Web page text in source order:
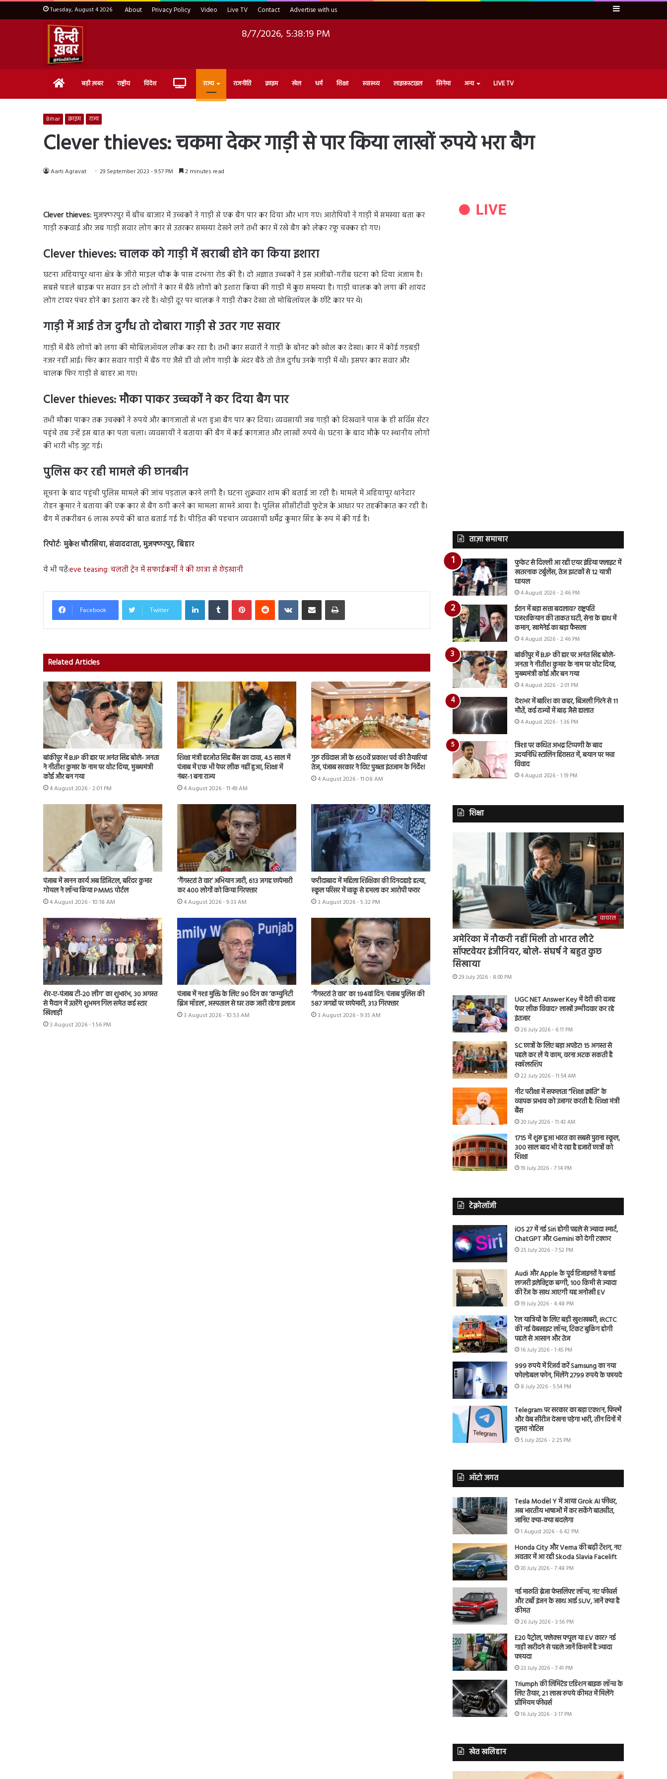
Tuesday, August 4 2026 About Privacy Policy Video Live TV Contact Advertise with us Sidebar
8/7/2026, 5:38:20 PM
Home बड़ी ख़बर राष्ट्रीय विदेश Live राज्य राजनीति क्राइम खेल धर्म शिक्षा स्वास्थ्य लाइफ़स्टाइल सिनेमा अन्य LIVE TV
Bihar क्राइम राज्य
Clever thieves: चकमा देकर गाड़ी से पार किया लाखों रुपये भरा बैग
Aarti Agravat 29 September 2023 - 9:57 PM 2 minutes read
Clever thieves:मुजफ्फरपुर में बीच बाजार में उच्चकों ने गाड़ी से एक बैग पार कर दिया और भाग गए। आरोपियों ने गाड़ी में समस्या बता कर
गाड़ी रुकवाई और जब गाड़ी सवार लोग कार से उतरकर समस्या देखने लगे तभी कार में रखे बैग को लेकर रफू चक्कर हो गए।
Clever thieves: चालक को गाड़ी में खराबी होने का किया इशारा
घटना अहियापुर थाना क्षेत्र के जीरो माइल चौक के पास दरभंगा रोड की है। दो अज्ञात उच्चकों ने इस अजीबो-गरीब घटना को दिया अंजाम है।
सबसे पहले बाइक पर सवार इन दो लोगों ने कार में बैठे लोगों को इशारा किया की गाड़ी में कुछ समस्या है। गाड़ी चालक को लगा की शायद
लोग टायर पंचर होने का इशारा कर रहे हैं। थोड़ी दूर पर चालक ने गाड़ी रोकर देखा तो मोबिलॉयल के छींटे कार पर थे।
गाड़ी में आई तेज दुर्गंध तो दोबारा गाड़ी से उतर गए सवार
गाड़ी में बैठे लोगों को लगा की मोबिलऑयल लीक कर रहा है। तभी कार सवारों ने गाड़ी के बोनट को खोल कर देखा। कार में कोई गड़बड़ी
नजर नहीं आई। फिर कार सवार गाड़ी में बैठ गए जैसे ही वो लोग गाड़ी के अंदर बैठे तो तेज दुर्गंध उनके गाड़ी में थी। इसपर कार सवार और
चालक फिर गाड़ी से बाहर आ गए।
Clever thieves: मौका पाकर उच्चकों ने कर दिया बैग पार
तभी मौका पाकर तक उचक्कों ने रुपये और कागजातों से भरा हुआ बैग पार कर दिया। व्यवसायी जब गाड़ी को दिखवाने पास के ही सर्विस सेंटर
पहुंचे तब उन्हें इस बात का पता चला। व्यवसायी ने बताया की बैग में कई कागजात और लाखों रुपये थे। घटना के बाद मौके पर स्थानीय लोगों
की भारी भीड़ जुट गई।
पुलिस कर रही मामले की छानबीन
सूचना के बाद पहुंची पुलिस मामले की जांच पड़ताल करने लगी है। घटना शुक्रवार शाम की बताई जा रही है। मामले में अहियापुर थानेदार
रोहन कुमार ने बताया की एक कार से बैग ठगी करने का मामला सामने आया है। पुलिस सीसीटीवी फुटेज के आधार पर तहकीकात कर रही है।
बैग में तकरीबन 6 लाख रुपये की बात बताई गई है। पीड़ित की पहचान व्यवसायी धर्मेंद्र कुमार सिंह के रूप में की गई है।
रिपोर्टः मुकेश चौरसिया, संवाददाता, मुजफ्फरपुर, बिहार
ये भी पढ़ें:eve teasing: चलती ट्रेन में सफाईकर्मी ने की छात्रा से छेड़खानी
Facebook Twitter
LinkedInTumblr PinterestReddit VKontakteShare via Email Print
Related Articles
बांकीपुर में BJP की हार पर अनंत सिंह बोले- जनता
ने नीतीश कुमार के नाम पर वोट दिया, मुख्यमंत्री
कोई और बन गया
4 August 2026 - 2:01 PM
शिक्षा मंत्री हरजोत सिंह बैंस का दावा, 4.5 साल में
पंजाब में एक भी पेपर लीक नहीं हुआ, शिक्षा में
नंबर-1 बना राज्य
4 August 2026 - 11:49 AM
गुरु रविदास जी के 650वें प्रकाश पर्व की तैयारियां
तेज, पंजाब सरकार ने दिए पुख्ता इंतजाम के निर्देश
4 August 2026 - 11:08 AM
पंजाब में खनन कार्य अब डिजिटल, बरिंदर कुमार
गोयल ने लॉन्च किया PMMS पोर्टल
4 August 2026 - 10:18 AM
‘गैंगस्टरां ते वार’ अभियान जारी, 613 जगह छापेमारी
कर 400 लोगों को किया गिरफ्तार
4 August 2026 - 9:33 AM
फरीदाबाद में महिला शिक्षिका की दिनदहाड़े हत्या,
स्कूल परिसर में चाकू से हमला कर आरोपी फरार
3 August 2026 - 5:32 PM
शेर-ए-पंजाब टी-20 लीग’ का शुभारंभ, 30 अगस्त
से मैदान में उतरेंगे शुभमन गिल समेत कई स्टार
खिलाड़ी
3 August 2026 - 1:56 PM
पंजाब में नशा मुक्ति के लिए 90 दिन का ‘कम्युनिटी
ब्रिज मॉडल’, अस्पताल से घर तक जारी रहेगा इलाज
3 August 2026 - 10:53 AM
‘गैंगस्टरां ते वार’ का 194वां दिन: पंजाब पुलिस की
587 जगहों पर छापेमारी, 313 गिरफ्तार
3 August 2026 - 9:35 AM
ताज़ा समाचार
फुकेट से दिल्ली आ रही एयर इंडिया फ्लाइट में
खतरनाक टर्बुलेंस, तेज झटकों से 12 यात्री
घायल
4 August 2026 - 2:46 PM
ईरान में बड़ा सत्ता बदलाव? राष्ट्रपति
पजशकियान की ताकत घटी, सेना के हाथ में
कमान, खामेनेई का बड़ा फैसला
4 August 2026 - 2:46 PM
बांकीपुर में BJP की हार पर अनंत सिंह बोले-
जनता ने नीतीश कुमार के नाम पर वोट दिया,
मुख्यमंत्री कोई और बन गया
4 August 2026 - 2:01 PM
देशभर में बारिश का कहर, बिजली गिरने से 11
मौतें, कई राज्यों में बाढ़ जैसे हालात
4 August 2026 - 1:36 PM
त्रिशा पर कथित अभद्र टिप्पणी के बाद
उदयनिधि स्टालिन हिरासत में, बयान पर मचा
विवाद
4 August 2026 - 1:19 PM
शिक्षा
वायरल
अमेरिका में नौकरी नहीं मिली तो भारत लौटे
सॉफ्टवेयर इंजीनियर, बोले- संघर्ष ने बहुत कुछ
सिखाया
29 July 2026 - 8:00 PM
UGC NET Answer Key में देरी की वजह
पेपर लीक विवाद? लाखों उम्मीदवार कर रहे
इंतजार
26 July 2026 - 6:11 PM
SC छात्रों के लिए बड़ा अपडेट! 15 अगस्त से
पहले कर लें ये काम, वरना अटक सकती है
स्कॉलरशिप
22 July 2026 - 11:54 AM
नीट परीक्षा में सफलता “शिक्षा क्रांति” के
व्यापक प्रभाव को उजागर करती है: शिक्षा मंत्री
बैंस
20 July 2026 - 11:43 AM
1715 में शुरू हुआ भारत का सबसे पुराना स्कूल,
300 साल बाद भी दे रहा है हजारों छात्रों को
शिक्षा
19 July 2026 - 7:14 PM
टेक्नोलॉजी
iOS 27 में नई Siri होगी पहले से ज्यादा स्मार्ट,
ChatGPT और Gemini को देगी टक्कर
25 July 2026 - 7:52 PM
Audi और Apple के पूर्व डिजाइनरों ने बनाई
लग्जरी इलेक्ट्रिक बग्गी, 100 किमी से ज्यादा
की रेंज के साथ आएगी यह अनोखी EV
19 July 2026 - 4:48 PM
रेल यात्रियों के लिए बड़ी खुशखबरी, IRCTC
की नई वेबसाइट लॉन्च, टिकट बुकिंग होगी
पहले से आसान और तेज
16 July 2026 - 1:45 PM
999 रुपये में रिजर्व करें Samsung का नया
फोल्डेबल फोन, मिलेंगे 2799 रुपये के फायदे
8 July 2026 - 5:54 PM
Telegram पर सरकार का बड़ा एक्शन, फिल्में
और वेब सीरीज देखना पड़ेगा भारी, तीन दिनों में
दूसरा नोटिस
5 July 2026 - 2:25 PM
ऑटो जगत
Tesla Model Y में आया Grok AI फीचर,
अब भारतीय भाषाओं में कर सकेंगे बातचीत,
जानिए क्या-क्या बदलेगा
1 August 2026 - 6:42 PM
Honda City और Verna की बढ़ी टेंशन, नए
अवतार में आ रही Skoda Slavia Facelift
30 July 2026 - 7:48 PM
नई मारुति ब्रेजा फेसलिफ्ट लॉन्च, नए फीचर्स
और टर्बो इंजन के साथ आई SUV, जानें क्या है
कीमत
26 July 2026 - 3:56 PM
E20 पेट्रोल, फ्लेक्स फ्यूल या EV कार? नई
गाड़ी खरीदने से पहले जानें किसमें है ज्यादा
फायदा
23 July 2026 - 7:41 PM
Triumph की लिमिटेड एडिशन बाइक लॉन्च के
लिए तैयार, 21 लाख रुपये कीमत में मिलेंगे
प्रीमियम फीचर्स
16 July 2026 - 3:17 PM
खेत खलिहान